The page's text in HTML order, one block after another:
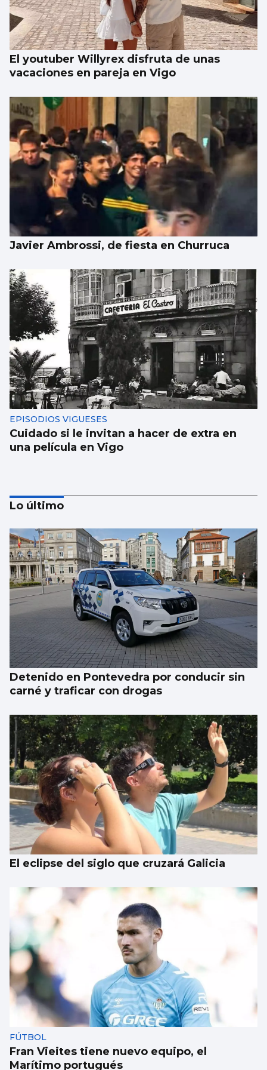
El youtuber Willyrex disfruta de unas
vacaciones en pareja en Vigo
Javier Ambrossi, de fiesta en Churruca
EPISODIOS VIGUESES
Cuidado si le invitan a hacer de extra en
una película en Vigo
El Puerto pone en marcha el cambio del
“skyline” de Guixar
Lo último
Detenido en Pontevedra por conducir sin
carné y traficar con drogas
El eclipse del siglo que cruzará Galicia
FÚTBOL
Fran Vieites tiene nuevo equipo, el
Marítimo portugués